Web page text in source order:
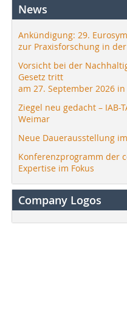
News
Ankündigung: 29.
zur Praxisforschung in
Vorsicht bei der
Gesetz tritt
am 27. September 2026
Ziegel neu gedacht – IAB-
Weimar
Neue Dauerausstellung
Konferenzprogramm der
Expertise im Fokus
Company Logos